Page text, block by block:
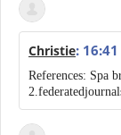
Christie: 16:41
References: Spa